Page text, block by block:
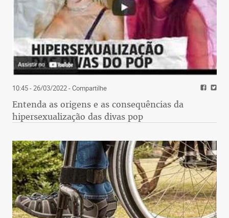
10:45 - 26/03/2022- Compartilhe
Entenda as origens e as consequências da
hipersexualização das divas pop